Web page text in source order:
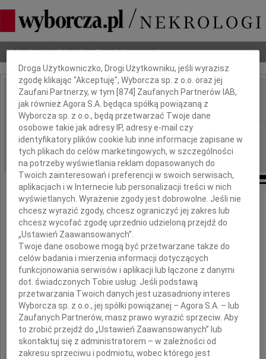
Nekrologi Odeszli Poradnik pogrzebowy
IMIĘ I NAZWISKO: Kazimierz Mierzwa
REGION: Kielce
DATA EMISJI: 24.07.2015
Z żalem przyjąłem wiadomość
o śmierci
Kazimierza Mierzwy
Dbamy o Twoją prywatność
Droga Użytkowniczko, Drogi Użytkowniku, jeśli wyrazisz
zgodę klikając "Akceptuję", Wyborcza sp. z o.o. oraz jej
Zaufani Partnerzy, w tym [874 ] Zaufanych Partnerów IAB,
jak również Agora S.A. będąca spółką powiązaną z
Wyborcza sp. z o.o., będą przetwarzać Twoje dane
osobowe takie jak adresy IP, adresy e-mail czy
identyfikatory plików cookie lub inne informacje zapisane w
tych plikach do celów marketingowych, w szczególności
na potrzeby wyświetlania reklam dopasowanych do
Twoich zainteresowań i preferencji w swoich serwisach,
aplikacjach i w Internecie lub personalizacji treści w nich
wyświetlanych. Wyrażenie zgody jest dobrowolne. Jeśli nie
chcesz wyrazić zgody, chcesz ograniczyć jej zakres lub
chcesz wycofać zgodę uprzednio udzieloną przejdź do
„Ustawień Zaawansowanych”.
Twoje dane osobowe mogą być przetwarzane także do
celów badania i mierzenia informacji dotyczących
funkcjonowania serwisów i aplikacji lub łączone z danymi
dot. świadczonych Tobie usług. Jeśli podstawą
przetwarzania Twoich danych jest uzasadniony interes
Wyborcza sp. z o.o., jej spółki powiązanej – Agora S.A. – lub
Zaufanych Partnerów, masz prawo wyrazić sprzeciw. Aby
to zrobić przejdź do „Ustawień Zaawansowanych” lub
skontaktuj się z administratorem – w zależności od
zakresu sprzeciwu i podmiotu, wobec którego jest